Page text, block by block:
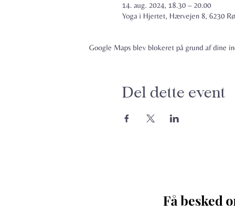
14. aug. 2024, 18.30 – 20.00
Yoga i Hjertet, Hærvejen 8, 6230
Google Maps blev blokeret på grund af dine
Del dette event
Få besked